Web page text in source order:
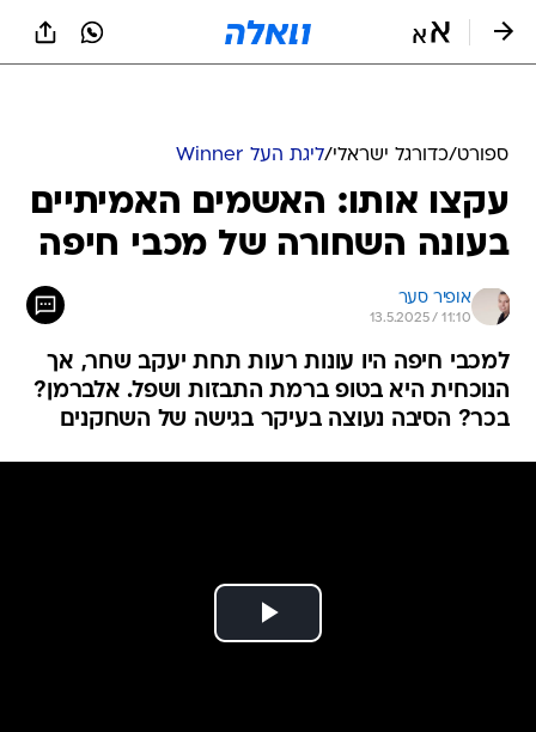
ספורט/כדורגל ישראלי/ליגת העל Winner
עקצו אותו: האשמים האמיתיים
בעונה השחורה של מכבי חיפה
אופיר סער
13.5.2025 / 11:10
למכבי חיפה היו עונות רעות תחת יעקב שחר, אך
הנוכחית היא בטופ ברמת התבזות ושפל. אלברמן?
בכר? הסיבה נעוצה בעיקר בגישה של השחקנים